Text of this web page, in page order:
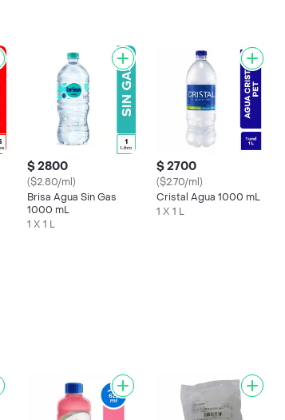
$ 2800
($2.80/ml)
Brisa Agua Sin Gas
1000 mL
1 X 1 L
$ 2700
($2.70/ml)
Cristal Agua 1000 mL
1 X 1 L